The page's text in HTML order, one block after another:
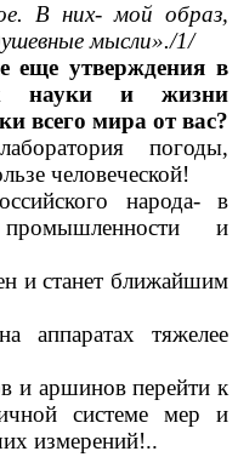
В них- мой образ,
мысли»./1/
еще утверждения в
науки и жизни
всего мира от вас?
погоды,
человеческой!
народа- в
промышленности и
и станет ближайшим
тяжелее
и аршинов перейти к
системе мер и
измерений!..